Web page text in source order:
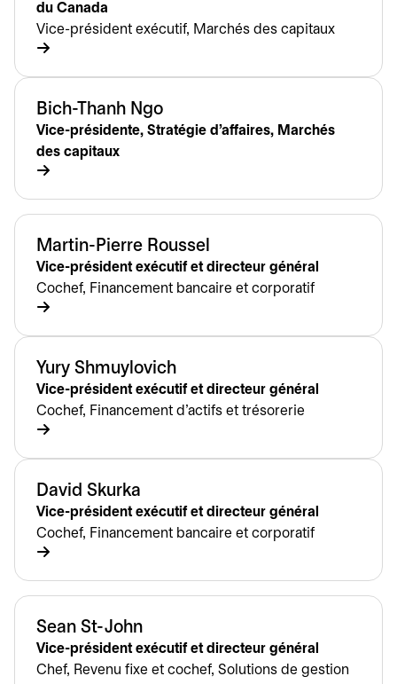
du Canada
Vice-président exécutif, Marchés des capitaux
Bich-Thanh Ngo
Vice-présidente, Stratégie d’affaires, Marchés
des capitaux
Martin-Pierre Roussel
Vice-président exécutif et directeur général
Cochef, Financement bancaire et corporatif
Yury Shmuylovich
Vice-président exécutif et directeur général
Cochef, Financement d’actifs et trésorerie
David Skurka
Vice-président exécutif et directeur général
Cochef, Financement bancaire et corporatif
Sean St-John
Vice-président exécutif et directeur général
Chef, Revenu fixe et cochef, Solutions de gestion